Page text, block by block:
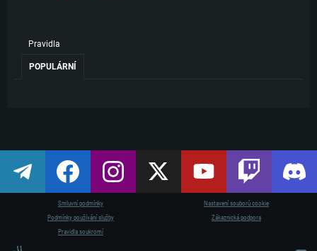
Pravidla
POPULÁRNÍ
Smluvní podmínky
Podmínky používání služby
Pravidla soukromí
Nastavení souborů cookie
Zákaznická podpora